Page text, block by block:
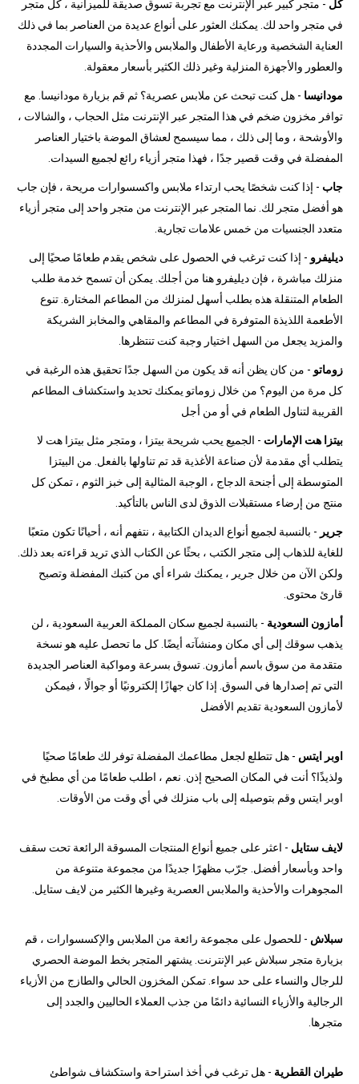
كل - متجر كبير عبر الإنترنت مع تجربة تسوق صديقة للميزانية ، كل متجر
في متجر واحد لك. يمكنك العثور على أنواع عديدة من العناصر بما في ذلك
العناية الشخصية ورعاية الأطفال والملابس والأحذية والسيارات المجددة
والعطور والأجهزة المنزلية وغير ذلك الكثير بأسعار معقولة.
مودانيسا - هل كنت تبحث عن ملابس عصرية؟ ثم قم بزيارة مودانيسا. مع
توافر مخزون ضخم في هذا المتجر عبر الإنترنت مثل الحجاب ، والشالات ،
والأوشحة ، وما إلى ذلك ، مما سيسمح لعشاق الموضة باختيار العناصر
المفضلة في وقت قصير جدًا ، فهذا متجر أزياء رائع لجميع السيدات.
جاب - إذا كنت شخصًا يحب ارتداء ملابس واكسسوارات مريحة ، فإن جاب
هو أفضل متجر لك. نما المتجر عبر الإنترنت من متجر واحد إلى متجر أزياء
متعدد الجنسيات من خمس علامات تجارية.
ديليفرو - إذا كنت ترغب في الحصول على شخص يقدم طعامًا صحيًا إلى
منزلك مباشرة ، فإن ديليفرو هنا من أجلك. يمكن أن تسمح خدمة طلب
الطعام المتنقلة هذه بطلب أسهل لمنزلك من المطاعم المختارة. تنوع
الأطعمة اللذيذة المتوفرة في المطاعم والمقاهي والمخابز الشريكة
والمزيد يجعل من السهل اختيار وجبة كنت تنتظرها.
زوماتو - من كان يظن أنه قد يكون من السهل جدًا تحقيق هذه الرغبة في
كل مرة من اليوم؟ من خلال زوماتو يمكنك تحديد واستكشاف المطاعم
القريبة لتناول الطعام في أو من أجل
بيتزا هت الإمارات - الجميع يحب شريحة بيتزا ، ومتجر مثل بيتزا هت لا
يتطلب أي مقدمة لأن صناعة الأغذية قد تم تناولها بالفعل. من البيتزا
المتوسطة إلى أجنحة الدجاج ، الوجبة المثالية إلى خبز الثوم ، تمكن كل
منتج من إرضاء مستقبلات الذوق لدى الناس بالتأكيد.
جرير - بالنسبة لجميع أنواع الديدان الكتابية ، نتفهم أنه ، أحيانًا تكون متعبًا
للغاية للذهاب إلى متجر الكتب ، بحثًا عن الكتاب الذي تريد قراءته بعد ذلك.
ولكن الآن من خلال جرير ، يمكنك شراء أي من كتبك المفضلة وتصبح
قارئ محتوى.
أمازون السعودية - بالنسبة لجميع سكان المملكة العربية السعودية ، لن
يذهب سوقك إلى أي مكان ومنشآته أيضًا. كل ما تحصل عليه هو نسخة
متقدمة من سوق باسم أمازون. تسوق بسرعة ومواكبة العناصر الجديدة
التي تم إصدارها في السوق. إذا كان جهازًا إلكترونيًا أو جوالًا ، فيمكن
لأمازون السعودية تقديم الأفضل
اوبر ايتس - هل تتطلع لجعل مطاعمك المفضلة توفر لك طعامًا صحيًا
ولذيذًا؟ أنت في المكان الصحيح إذن. نعم ، اطلب طعامًا من أي مطبخ في
اوبر ايتس وقم بتوصيله إلى باب منزلك في أي وقت من الأوقات.
لايف ستايل - اعثر على جميع أنواع المنتجات المسوقة الرائعة تحت سقف
واحد وبأسعار أفضل. جرّب مظهرًا جديدًا من مجموعة متنوعة من
المجوهرات والأحذية والملابس العصرية وغيرها الكثير من لايف ستايل.
سبلاش - للحصول على مجموعة رائعة من الملابس والإكسسوارات ، قم
بزيارة متجر سبلاش عبر الإنترنت. يشتهر المتجر بخط الموضة الحصري
للرجال والنساء على حد سواء. تمكن المخزون الحالي والطازج من الأزياء
الرجالية والأزياء النسائية دائمًا من جذب العملاء الحاليين والجدد إلى
متجرها.
طيران القطرية - هل ترغب في أخذ استراحة واستكشاف شواطئ